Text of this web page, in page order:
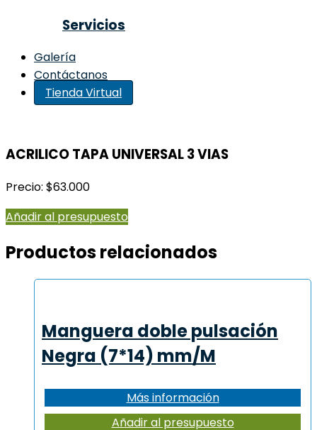
Servicios
Galería
Contáctanos
Tienda Virtual
ACRILICO TAPA UNIVERSAL 3 VIAS
Precio: $63.000
Añadir al presupuesto
Productos relacionados
Manguera doble pulsación
Negra (7*14) mm/M
Más información
Añadir al presupuesto